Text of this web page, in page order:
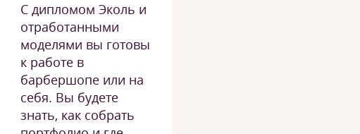
С дипломом Эколь и
отработанными
моделями вы готовы
к работе в
барбершопе или на
себя. Вы будете
знать, как собрать